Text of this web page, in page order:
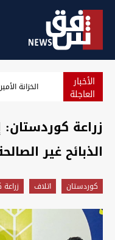
الأخبار
العاجلة توصية
الذبائح غير
كوردستان اتلاف